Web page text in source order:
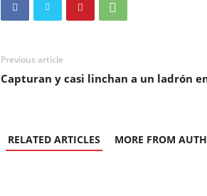
Previous article
Capturan y casi linchan a un ladrón
RELATED ARTICLES MORE FROM